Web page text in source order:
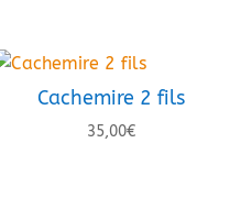
Cachemire 2 fils
35,00€